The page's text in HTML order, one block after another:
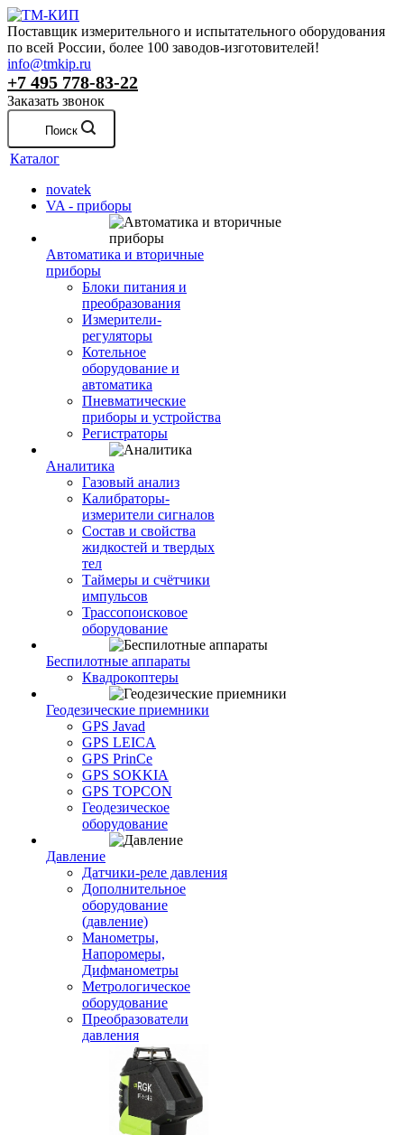
Поставщик измерительного и испытательного оборудования
по всей России, более 100 заводов-изготовителей!
info@tmkip.ru
+7 495 778-83-22
Заказать звонок
Поиск
Каталог
novatek
VA - приборы
Автоматика и вторичные
приборы
Блоки питания и
преобразования
Измерители-
регуляторы
Котельное
оборудование и
автоматика
Пневматические
приборы и устройства
Регистраторы
Аналитика
Газовый анализ
Калибраторы-
измерители сигналов
Состав и свойства
жидкостей и твердых
тел
Таймеры и счётчики
импульсов
Трассопоисковое
оборудование
Беспилотные аппараты
Квадрокоптеры
Геодезические приемники
GPS Javad
GPS LEICA
GPS PrinCe
GPS SOKKIA
GPS TOPCON
Геодезическое
оборудование
Давление
Датчики-реле давления
Дополнительное
оборудование
(давление)
Манометры,
Напоромеры,
Дифманометры
Метрологическое
оборудование
Преобразователи
давления